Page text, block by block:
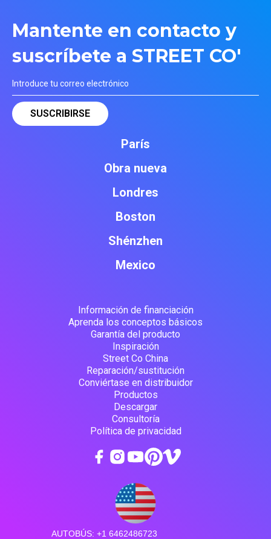
Mantente en contacto y
suscríbete a STREET CO'
París
Obra nueva
Londres
Boston
Shénzhen
Mexico
Información de financiación
Aprenda los conceptos básicos
Garantía del producto
Inspiración
Street Co China
Reparación/sustitución
Conviértase en distribuidor
Productos
Descargar
Consultoría
Política de privacidad
AUTOBÚS: +1 6462486723